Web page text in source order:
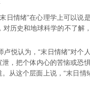
情绪”在心理学上可以说
历史和地球科学的不了解
认为，“末日情绪”对个
，把个体内心的苦恼或恐
从这个层面上说，“末日